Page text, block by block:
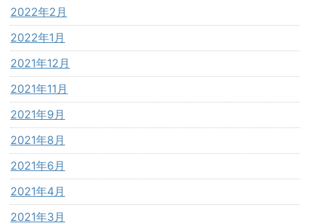
2022年2月
2022年1月
2021年12月
2021年11月
2021年9月
2021年8月
2021年6月
2021年4月
2021年3月